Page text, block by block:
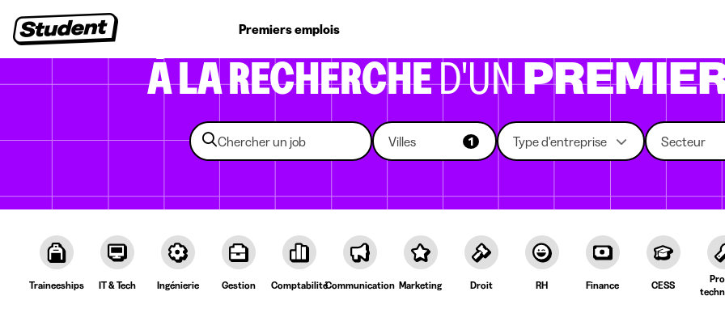
Premiers emplois
À LA RECHERCHED'UN
Villes 1 Type d'entreprise Secteur
Traineeships IT & Tech Ingénierie Gestion ComptabilitéCommunication Marketing Droit RH Finance CESS